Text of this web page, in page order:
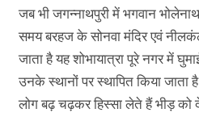
जब भी जगन्नाथपुरी में भगवान
समय बरहज के सोनवा मंदिर एवं
जाता है यह शोभायात्रा पूरे नगर में
उनके स्थानों पर स्थापित किया जाता
लोग बढ़ चढ़कर हिस्सा लेते हैं भीड़